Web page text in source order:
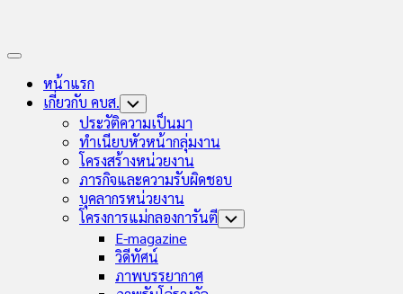
Expand
หน้าแรก
เกี่ยวกับ คบส. Toggle
Child
Menu
ประวัติความเป็นมา
ทำเนียบหัวหน้ากลุ่มงาน
โครงสร้างหน่วยงาน
ภารกิจและความรับผิดชอบ
บุคลากรหน่วยงาน
โครงการแม่กลองการันตี Toggle
E-magazine
วิดีทัศน์
ภาพบรรยากาศ